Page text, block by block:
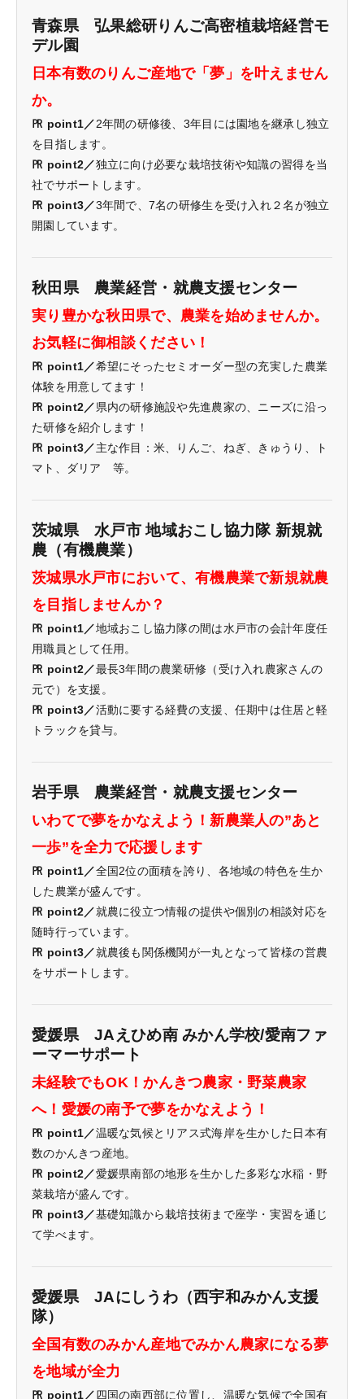
青森県 弘果総研りんご高密植栽培経営モ
デル園
日本有数のりんご産地で「夢」を叶えません
か。
㏚ point1／2年間の研修後、3年目には園地を継承し独立
を目指します。
㏚ point2／独立に向け必要な栽培技術や知識の習得を当
社でサポートします。
㏚ point3／3年間で、7名の研修生を受け入れ２名が独立
開園しています。
秋田県 農業経営・就農支援センター
実り豊かな秋田県で、農業を始めませんか。
お気軽に御相談ください！
㏚ point1／希望にそったセミオーダー型の充実した農業
体験を用意してます！
㏚ point2／県内の研修施設や先進農家の、ニーズに沿っ
た研修を紹介します！
㏚ point3／主な作目：米、りんご、ねぎ、きゅうり、ト
マト、ダリア 等。
茨城県 水戸市 地域おこし協力隊 新規就
農（有機農業）
茨城県水戸市において、有機農業で新規就農
を目指しませんか？
㏚ point1／地域おこし協力隊の間は水戸市の会計年度任
用職員として任用。
㏚ point2／最長3年間の農業研修（受け入れ農家さんの
元で）を支援。
㏚ point3／活動に要する経費の支援、任期中は住居と軽
トラックを貸与。
岩手県 農業経営・就農支援センター
いわてで夢をかなえよう！新農業人の”あと
一歩”を全力で応援します
㏚ point1／全国2位の面積を誇り、各地域の特色を生か
した農業が盛んです。
㏚ point2／就農に役立つ情報の提供や個別の相談対応を
随時行っています。
㏚ point3／就農後も関係機関が一丸となって皆様の営農
をサポートします。
愛媛県 JAえひめ南 みかん学校/愛南ファ
ーマーサポート
未経験でもOK！かんきつ農家・野菜農家
へ！愛媛の南予で夢をかなえよう！
㏚ point1／温暖な気候とリアス式海岸を生かした日本有
数のかんきつ産地。
㏚ point2／愛媛県南部の地形を生かした多彩な水稲・野
菜栽培が盛んです。
㏚ point3／基礎知識から栽培技術まで座学・実習を通じ
て学べます。
愛媛県 JAにしうわ（西宇和みかん支援
隊）
全国有数のみかん産地でみかん農家になる夢
を地域が全力
㏚ point1／四国の南西部に位置し、温暖な気候で全国有